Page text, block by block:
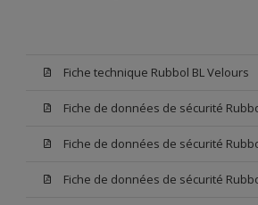
Fiche technique Rubbol BL Velours